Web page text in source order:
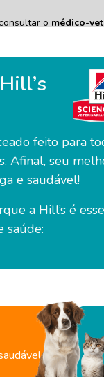
o médico-
feito para
Afinal, seu
e saudável!
a Hill’s é
saúde: